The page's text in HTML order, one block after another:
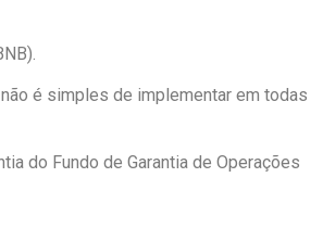
é simples de implementar em todas
do Fundo de Garantia de Operações